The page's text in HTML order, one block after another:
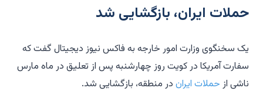
حملات ایران، بازگشایی شد
یک سخنگوی وزارت امور خارجه به فاکس نیوز دیجیتال گفت که
سفارت آمریکا در کویت روز چهارشنبه پس از تعلیق در ماه مارس
ناشی از حملات ایران در منطقه، بازگشایی شد.